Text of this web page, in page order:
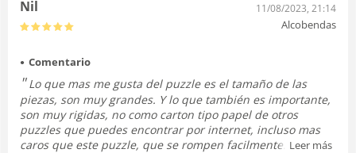
Nil 11/08/2023, 21:14
Alcobendas
Comentario
Lo que mas me gusta del puzzle es el tamaño de las
piezas, son muy grandes. Y lo que también es importante,
son muy rigidas, no como carton tipo papel de otros
puzzles que puedes encontrar por internet, incluso mas
caros que este puzzle, que se rompen facilmente. Leer más